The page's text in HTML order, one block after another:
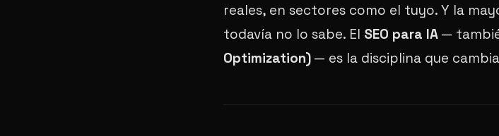
reales, en sectores como el tuyo. Y la
todavía no lo sabe. El SEO para IA —
Optimization) — es la disciplina que